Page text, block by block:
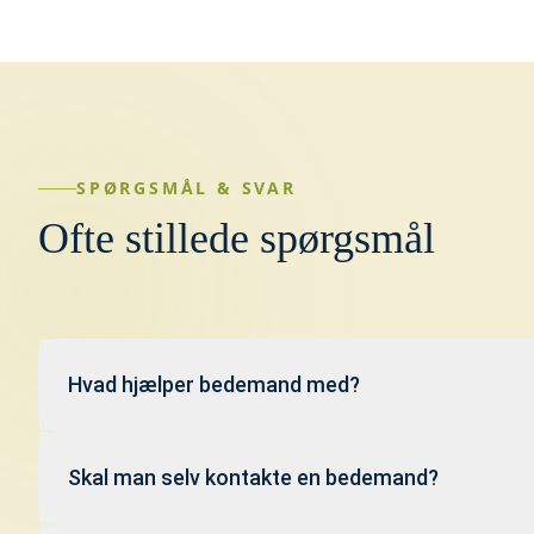
SPØRGSMÅL & SVAR
Ofte stillede spørgsmål
Hvad hjælper bedemand med?
et dødsfald, herunder kontakt til myndigheder,
Skal man selv kontakte en bedemand?